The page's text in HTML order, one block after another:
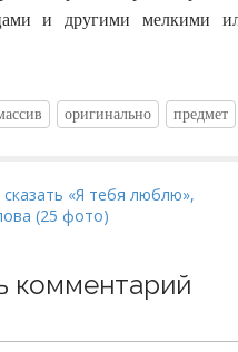
и другими мелкими
оригинально предмет
«Я тебя люблю»,
(25 фото)
комментарий